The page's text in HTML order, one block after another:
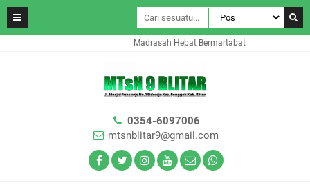
Madrasah Hebat Bermartabat
0354-6097006
mtsnblitar9@gmail.com